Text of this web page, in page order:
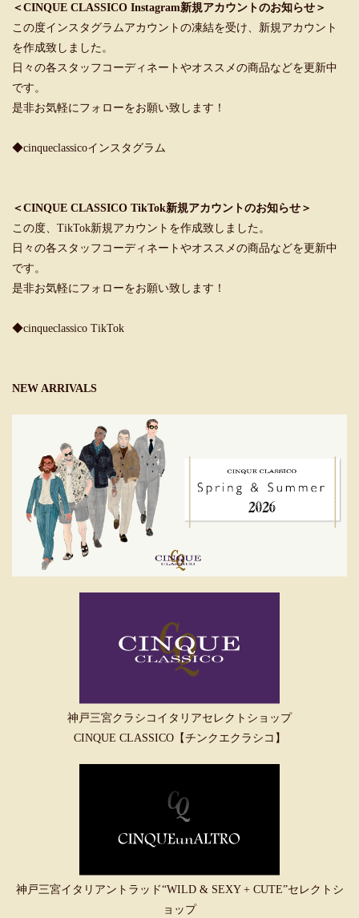
＜CINQUE CLASSICO Instagram新規アカウントのお知らせ＞
この度インスタグラムアカウントの凍結を受け、新規アカウント
を作成致しました。
日々の各スタッフコーディネートやオススメの商品などを更新中
です。
是非お気軽にフォローをお願い致します！
◆cinqueclassicoインスタグラム
＜CINQUE CLASSICO TikTok新規アカウントのお知らせ＞
この度、TikTok新規アカウントを作成致しました。
日々の各スタッフコーディネートやオススメの商品などを更新中
です。
是非お気軽にフォローをお願い致します！
◆cinqueclassico TikTok
NEW ARRIVALS
神戸三宮クラシコイタリアセレクトショップ
CINQUE CLASSICO【チンクエクラシコ】
神戸三宮イタリアントラッド“WILD & SEXY + CUTE”セレクトシ
ョップ